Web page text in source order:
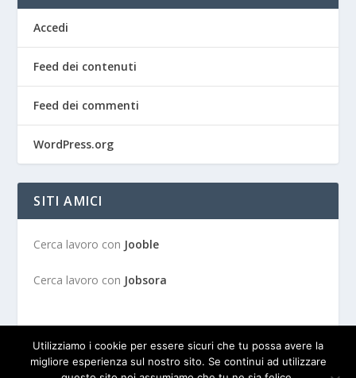
Accedi
Feed dei contenuti
Feed dei commenti
WordPress.org
SITI AMICI
Cerca lavoro con Jooble
Cerca lavoro con Jobsora
Utilizziamo i cookie per essere sicuri che tu possa avere la
migliore esperienza sul nostro sito. Se continui ad utilizzare